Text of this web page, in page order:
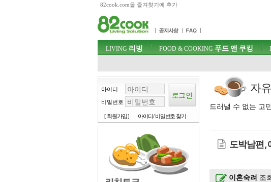
82cook.com을 즐겨찾기에 추가
주메뉴 바로가기
컨텐츠 바로가기
검색 바로가기
로그인 바로가기
주메뉴
LIVING 리빙 FOOD & COOKING 푸드 앤 쿠킹
아이디
비밀번호
[ 회원가입 ] 아이디/ 비밀번호 찾기
자
드러낼 수 없는 고
도박남편,
이혼숙려 조